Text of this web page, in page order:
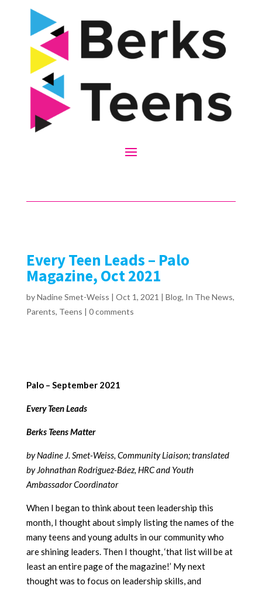
Every Teen Leads – Palo
Magazine, Oct 2021
byNadine Smet-Weiss | Oct 1, 2021 | Blog, In The News,
Parents, Teens | 0 comments
Palo – September 2021
Every Teen Leads
Berks Teens Matter
by Nadine J. Smet-Weiss, Community Liaison; translated
by Johnathan Rodriguez-Báez, HRC and Youth
Ambassador Coordinator
When I began to think about teen leadership this
month, I thought about simply listing the names of the
many teens and young adults in our community who
are shining leaders. Then I thought, ‘that list will be at
least an entire page of the magazine!’ My next
thought was to focus on leadership skills, and